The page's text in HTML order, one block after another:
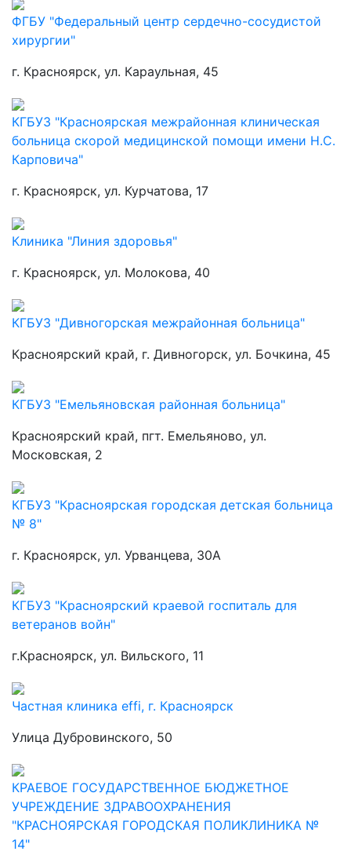
ФГБУ "Федеральный центр сердечно-сосудистой
хирургии"
г. Красноярск, ул. Караульная, 45
КГБУЗ "Красноярская межрайонная клиническая
больница скорой медицинской помощи имени Н.С.
Карповича"
г. Красноярск, ул. Курчатова, 17
Клиника "Линия здоровья"
г. Красноярск, ул. Молокова, 40
КГБУЗ "Дивногорская межрайонная больница"
Красноярский край, г. Дивногорск, ул. Бочкина, 45
КГБУЗ "Емельяновская районная больница"
Красноярский край, пгт. Емельяново, ул.
Московская, 2
КГБУЗ "Красноярская городская детская больница
№ 8"
г. Красноярск, ул. Урванцева, 30А
КГБУЗ "Красноярский краевой госпиталь для
ветеранов войн"
г.Красноярск, ул. Вильского, 11
Частная клиника effi, г. Красноярск
Улица Дубровинского, 50
КРАЕВОЕ ГОСУДАРСТВЕННОЕ БЮДЖЕТНОЕ
УЧРЕЖДЕНИЕ ЗДРАВООХРАНЕНИЯ
"КРАСНОЯРСКАЯ ГОРОДСКАЯ ПОЛИКЛИНИКА №
14"